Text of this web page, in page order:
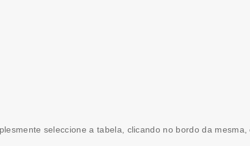
seleccione a tabela, clicando no bordo da